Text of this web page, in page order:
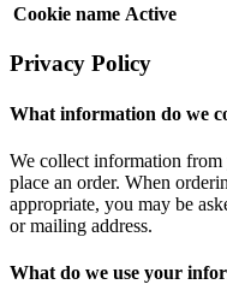
Cookie name Active
Privacy Policy
What information do we
We collect information
place an order. When
appropriate, you may be
or mailing address.
What do we use your